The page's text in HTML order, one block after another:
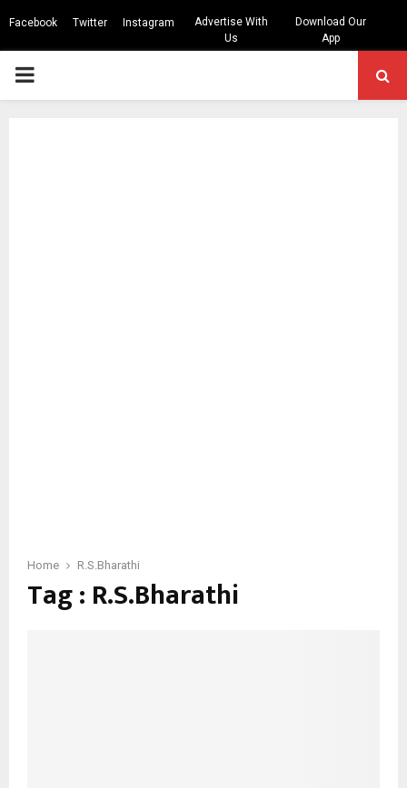
Facebook Twitter Instagram
Advertise With
Us
Download Our
App
PRIMARY
Home R.S.Bharathi
Tag : R.S.Bharathi